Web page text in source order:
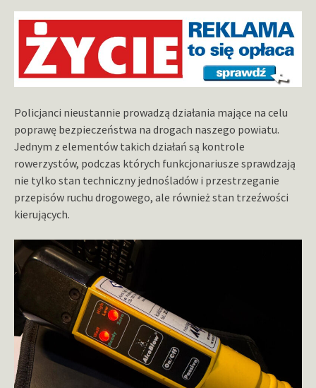
Policjanci nieustannie prowadzą działania mające na celu
poprawę bezpieczeństwa na drogach naszego powiatu.
Jednym z elementów takich działań są kontrole
rowerzystów, podczas których funkcjonariusze sprawdzają
nie tylko stan techniczny jednośladów i przestrzeganie
przepisów ruchu drogowego, ale również stan trzeźwości
kierujących.